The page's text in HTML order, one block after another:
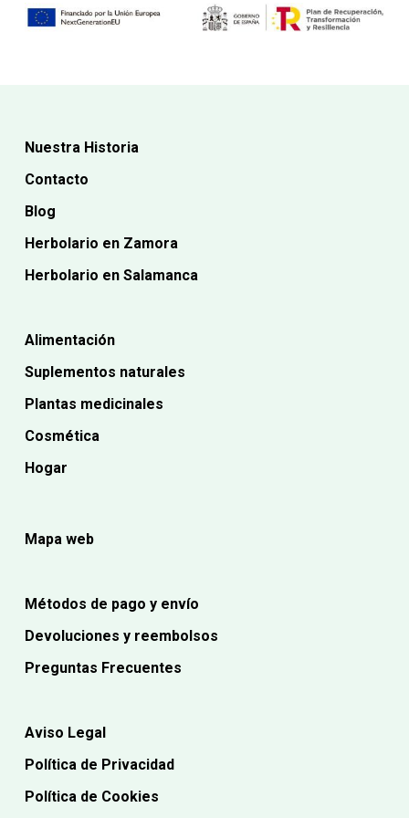
Nuestra Historia
Contacto
Blog
Herbolario en Zamora
Herbolario en Salamanca
Alimentación
Suplementos naturales
Plantas medicinales
Cosmética
Hogar
Mapa web
Métodos de pago y envío
Devoluciones y reembolsos
Preguntas Frecuentes
Aviso Legal
Política de Privacidad
Política de Cookies